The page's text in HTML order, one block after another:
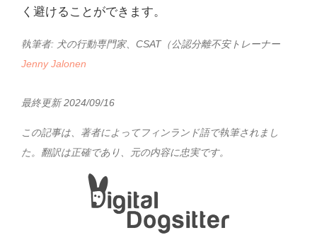
く避けることができます。
執筆者: 犬の行動専門家、CSAT（公認分離不安トレーナー
Jenny Jalonen
最終更新 2024/09/16
この記事は、著者によってフィンランド語で執筆されまし
た。翻訳は正確であり、元の内容に忠実です。